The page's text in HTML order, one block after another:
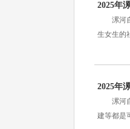
2025年
漯河自
生女生的
2025年
漯河自
建等都